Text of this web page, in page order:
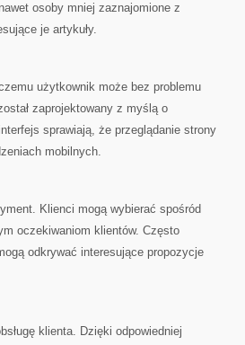
osoby mniej zaznajomione z
je artykuły.
użytkownik może bez problemu
zaprojektowany z myślą o
sprawiają, że przeglądanie strony
mobilnych.
Klienci mogą wybierać spośród
oczekiwaniom klientów. Często
odkrywać interesujące propozycje
klienta. Dzięki odpowiedniej